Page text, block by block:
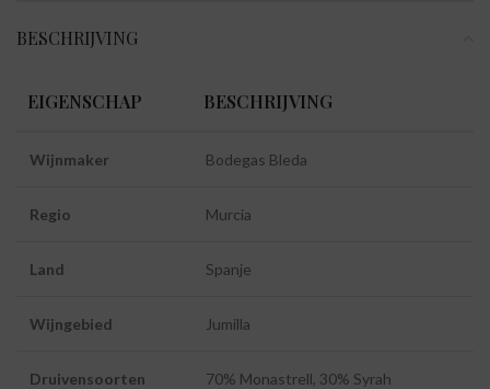
BESCHRIJVING
EIGENSCHAP BESCHRIJVING
Wijnmaker Bodegas Bleda
Regio Murcia
Land Spanje
Wijngebied Jumilla
Druivensoorten 70% Monastrell, 30% Syrah